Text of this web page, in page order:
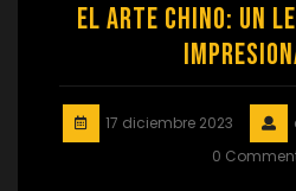
El Arte Chino: Un
17 diciembre 2023
0